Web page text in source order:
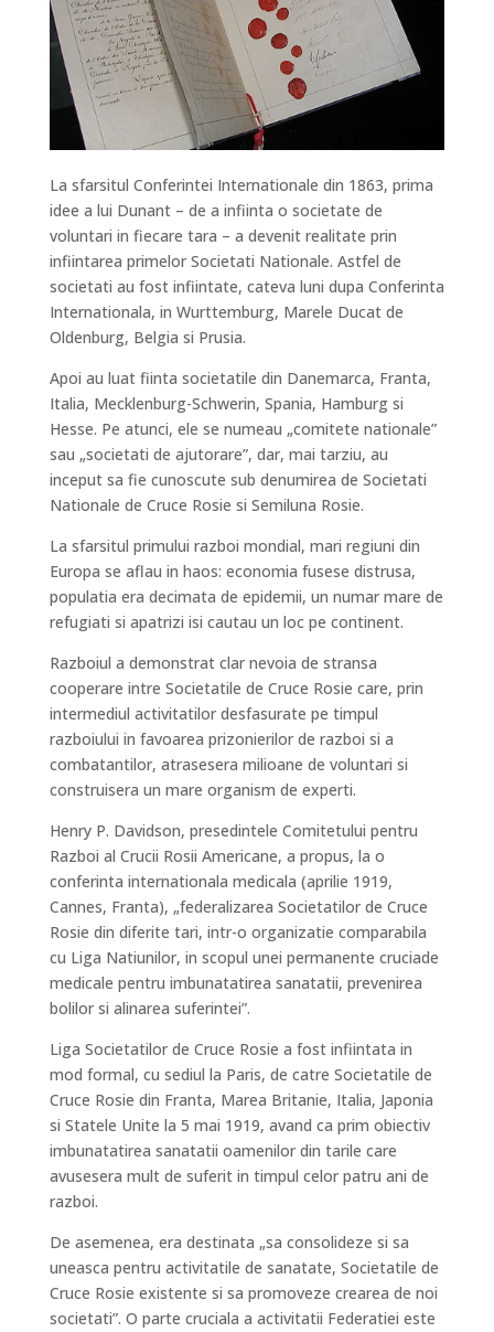
La sfarsitul Conferintei Internationale din 1863, prima
idee a lui Dunant – de a infiinta o societate de
voluntari in fiecare tara – a devenit realitate prin
infiintarea primelor Societati Nationale. Astfel de
societati au fost infiintate, cateva luni dupa Conferinta
Internationala, in Wurttemburg, Marele Ducat de
Oldenburg, Belgia si Prusia.
Apoi au luat fiinta societatile din Danemarca, Franta,
Italia, Mecklenburg-Schwerin, Spania, Hamburg si
Hesse. Pe atunci, ele se numeau „comitete nationale”
sau „societati de ajutorare”, dar, mai tarziu, au
inceput sa fie cunoscute sub denumirea de Societati
Nationale de Cruce Rosie si Semiluna Rosie.
La sfarsitul primului razboi mondial, mari regiuni din
Europa se aflau in haos: economia fusese distrusa,
populatia era decimata de epidemii, un numar mare de
refugiati si apatrizi isi cautau un loc pe continent.
Razboiul a demonstrat clar nevoia de stransa
cooperare intre Societatile de Cruce Rosie care, prin
intermediul activitatilor desfasurate pe timpul
razboiului in favoarea prizonierilor de razboi si a
combatantilor, atrasesera milioane de voluntari si
construisera un mare organism de experti.
Henry P. Davidson, presedintele Comitetului pentru
Razboi al Crucii Rosii Americane, a propus, la o
conferinta internationala medicala (aprilie 1919,
Cannes, Franta), „federalizarea Societatilor de Cruce
Rosie din diferite tari, intr-o organizatie comparabila
cu Liga Natiunilor, in scopul unei permanente cruciade
medicale pentru imbunatatirea sanatatii, prevenirea
bolilor si alinarea suferintei”.
Liga Societatilor de Cruce Rosie a fost infiintata in
mod formal, cu sediul la Paris, de catre Societatile de
Cruce Rosie din Franta, Marea Britanie, Italia, Japonia
si Statele Unite la 5 mai 1919, avand ca prim obiectiv
imbunatatirea sanatatii oamenilor din tarile care
avusesera mult de suferit in timpul celor patru ani de
razboi.
De asemenea, era destinata „sa consolideze si sa
uneasca pentru activitatile de sanatate, Societatile de
Cruce Rosie existente si sa promoveze crearea de noi
societati”. O parte cruciala a activitatii Federatiei este